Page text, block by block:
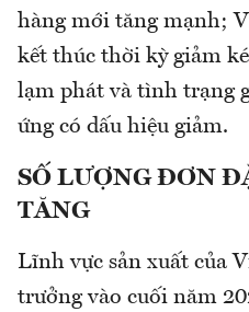
hàng mới tăng mạnh;
kết thúc thời kỳ giảm
lạm phát và tình trạng
ứng có dấu hiệu giảm.
SỐ LƯỢNG ĐƠN
TĂNG
Lĩnh vực sản xuất của
trưởng vào cuối năm